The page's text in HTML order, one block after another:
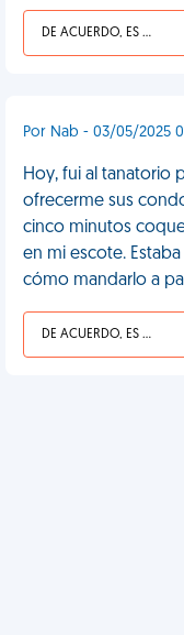
DE ACUERDO, ES UNA VIDA HP
Por Nab - 03/05/2025
Hoy, fui al tanatorio
ofrecerme sus
cinco minutos
en mi escote.
cómo mandarlo a
DE ACUERDO, ES UNA VIDA HP